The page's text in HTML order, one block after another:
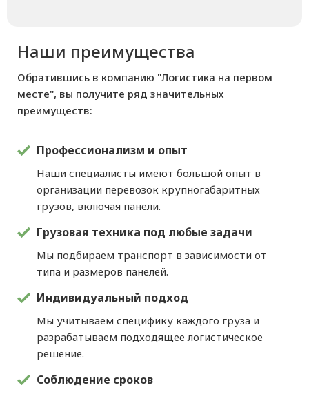
Наши преимущества
Обратившись в компанию "Логистика на первом
месте", вы получите ряд значительных
преимуществ:
Профессионализм и опыт
Наши специалисты имеют большой опыт в
организации перевозок крупногабаритных
грузов, включая панели.
Грузовая техника под любые задачи
Мы подбираем транспорт в зависимости от
типа и размеров панелей.
Индивидуальный подход
Мы учитываем специфику каждого груза и
разрабатываем подходящее логистическое
решение.
Соблюдение сроков